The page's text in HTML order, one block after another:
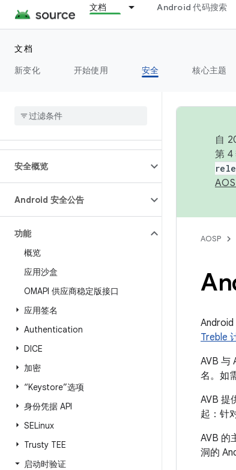
文档 Android 代码搜索
文档
新变化
开始使用 安全 核心主题
安全概览
Android 安全公告
功能
概览
应用沙盒
OMAPI 供应商稳定版接口
应用签名
Authentication
DICE
加密
“Keystore”选项
身份凭据 API
SELinux
Trusty TEE
启动时验证
自
第 4
AOSP
Treble
AVB 与
名。如
AVB 提
起：针
AVB 的
洞的